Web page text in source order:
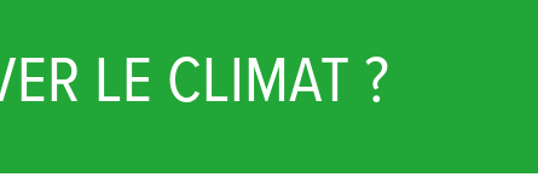
LE CLIMAT ?